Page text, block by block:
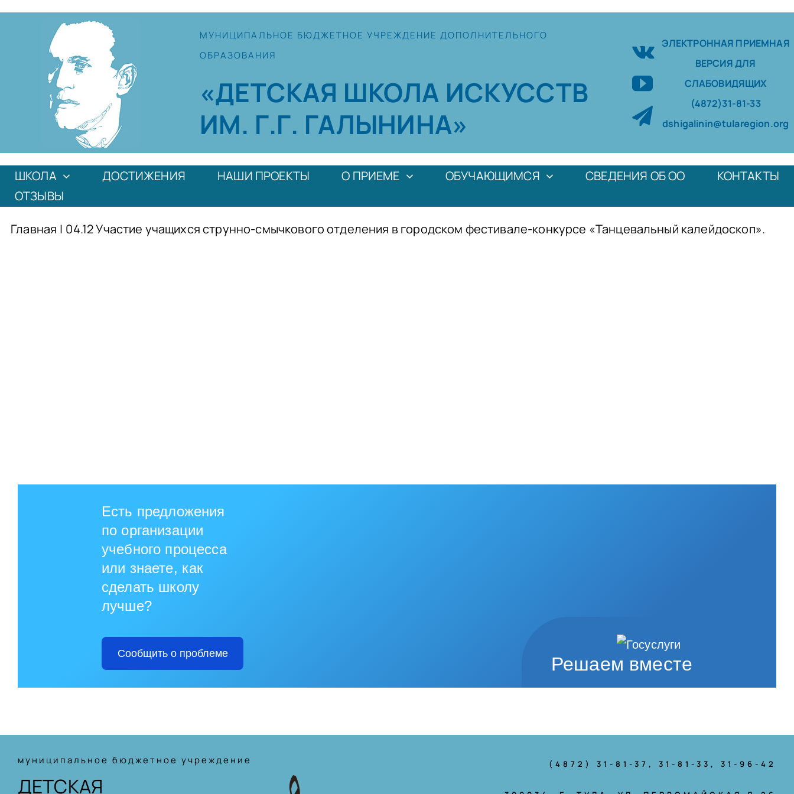
Skip
МУНИЦИПАЛЬНОЕ БЮДЖЕТНОЕ УЧРЕЖДЕНИЕДОПОЛНИТЕЛЬНОГО
ОБРАЗОВАНИЯ
«ДЕТСКАЯ ШКОЛА ИСКУССТВ
ИМ. Г.Г. ГАЛЫНИНА»
ЭЛЕКТРОННАЯ ПРИЕМНАЯ
ВЕРСИЯ ДЛЯ
СЛАБОВИДЯЩИХ
(4872)31-81-33
dshigalinin@tularegion.org
ШКОЛА ДОСТИЖЕНИЯ НАШИ ПРОЕКТЫ О ПРИЕМЕ ОБУЧАЮЩИМСЯ СВЕДЕНИЯ ОБ ОО
КОНТАКТЫ
ОТЗЫВЫ
Главная | 04.12 Участие учащихся струнно-смычкового отделения в городском фестивале-конкурсе «Танцевальный калейдоскоп».
Решаем вместе
Есть предложения
по организации
учебного процесса
или знаете, как
сделать школу
лучше?
Сообщить о проблеме
муниципальное бюджетное учреждение
ДЕТСКАЯ
(4872) 31-81-37, 31-81-33, 31-96-42